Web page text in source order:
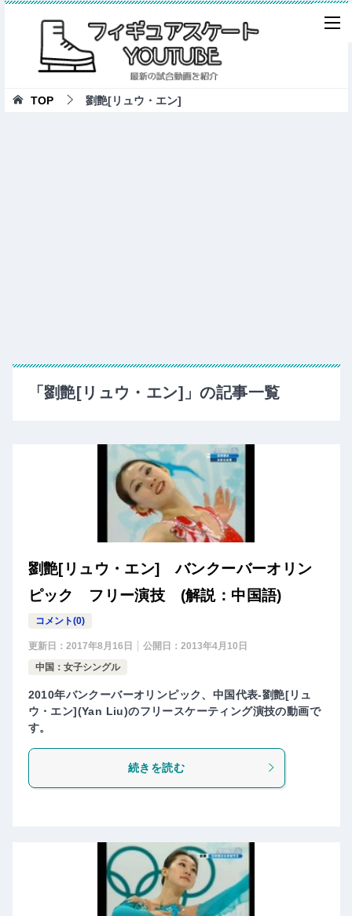
TOP 劉艶[リュウ・エン]
「劉艶[リュウ・エン]」の記事一覧
劉艶[リュウ・エン] バンクーバーオリン
ピック フリー演技 (解説：中国語)
コメント(0)
更新日： 2017年8月16日 公開日： 2013年4月10日
中国：女子シングル
2010年バンクーバーオリンピック、中国代表-劉艶[リュ
ウ・エン](Yan Liu)のフリースケーティング演技の動画で
す。
続きを読む